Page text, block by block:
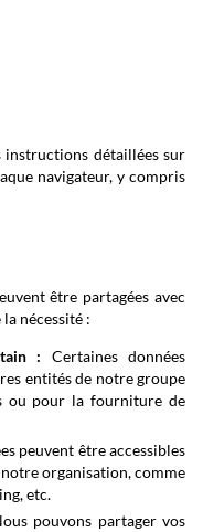
instructions détaillées sur
navigateur, y compris
être partagées avec
nécessité :
: Certaines données
entités de notre groupe
ou pour la fourniture de
peuvent être accessibles
organisation, comme
etc.
pouvons partager vos